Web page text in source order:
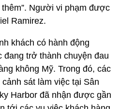
Người vi phạm được
Ramirez.
khách có hành động
đang trở thành chuyện đau
không Mỹ. Trong đó, các
sát làm việc tại Sân
Harbor đã nhận được gần